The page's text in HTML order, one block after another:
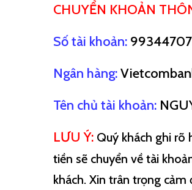
CHUYỂN KHOẢN
Số tài khoản:
Ngân hàng:
Tên chủ tài khoản:
LƯU Ý: Quý khách ghi rõ
tiền sẽ chuyển về tài
khách. Xin trân trọng cảm